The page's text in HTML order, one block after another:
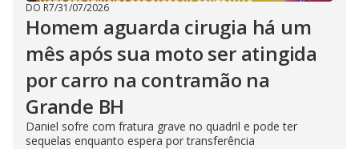
DO R7/31/07/2026
Homem aguarda cirugia há um
mês após sua moto ser atingida
por carro na contramão na
Grande BH
Daniel sofre com fratura grave no quadril e pode ter
sequelas enquanto espera por transferência